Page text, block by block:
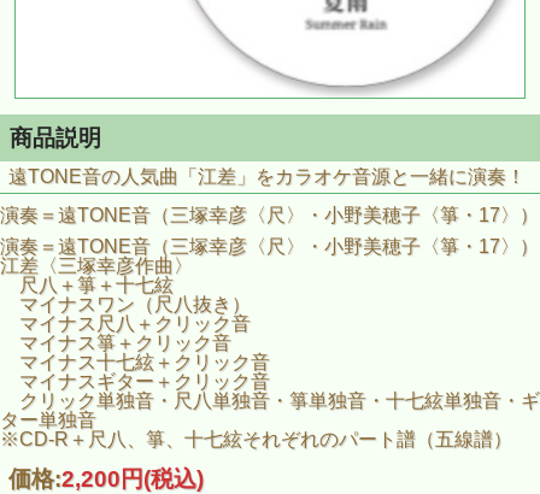
商品説明
遠TONE音の人気曲「江差」をカラオケ音源と一緒に演奏！
演奏＝遠TONE音（三塚幸彦〈尺〉・小野美穂子〈箏・17〉）
演奏＝遠TONE音（三塚幸彦〈尺〉・小野美穂子〈箏・17〉）
江差〈三塚幸彦作曲〉
尺八＋箏＋十七絃
マイナスワン（尺八抜き）
マイナス尺八＋クリック音
マイナス箏＋クリック音
マイナス十七絃＋クリック音
マイナスギター＋クリック音
クリック単独音・尺八単独音・箏単独音・十七絃単独音・ギ
ター単独音
※CD-R＋尺八、箏、十七絃それぞれのパート譜（五線譜）
価格:2,200円(税込)